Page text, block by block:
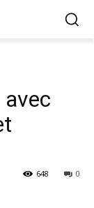
0
648